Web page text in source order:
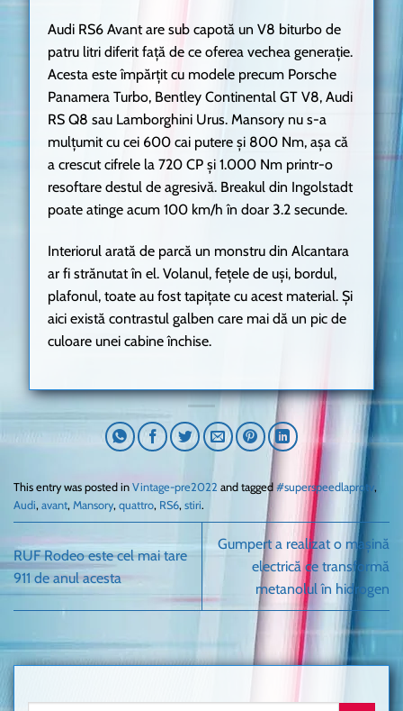
Audi RS6 Avant are sub capotă un V8 biturbo de
patru litri diferit față de ce oferea vechea generație.
Acesta este împărțit cu modele precum Porsche
Panamera Turbo, Bentley Continental GT V8, Audi
RS Q8 sau Lamborghini Urus. Mansory nu s-a
mulțumit cu cei 600 cai putere și 800 Nm, așa că
a crescut cifrele la 720 CP și 1.000 Nm printr-o
resoftare destul de agresivă. Breakul din Ingolstadt
poate atinge acum 100 km/h în doar 3.2 secunde.
Interiorul arată de parcă un monstru din Alcantara
ar fi strănutat în el. Volanul, fețele de uși, bordul,
plafonul, toate au fost tapițate cu acest material. Și
aici există contrastul galben care mai dă un pic de
culoare unei cabine închise.
This entry was posted in Vintage-pre2022 and tagged #superspeedlaprotv,
Audi, avant, Mansory, quattro, RS6, stiri.
RUF Rodeo este cel mai tare
911 de anul acesta
Gumpert a realizat o mașină
electrică ce transformă
metanolul în hidrogen